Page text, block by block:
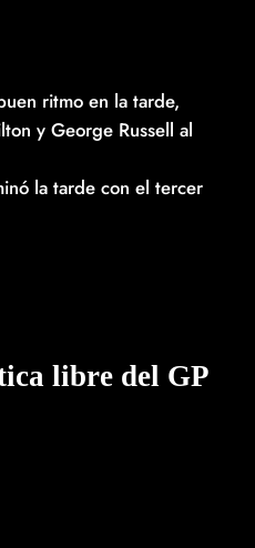
ritmo en la tarde,
y George Russell al
la tarde con el tercer
libre del GP